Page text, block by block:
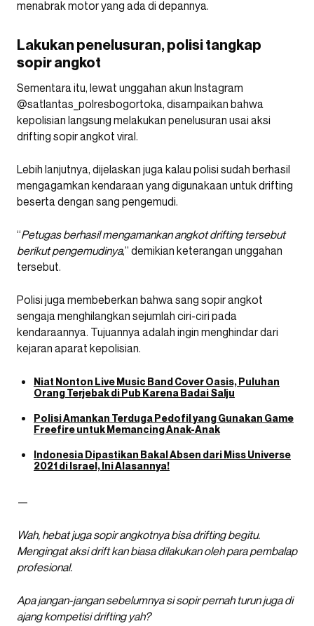
menabrak motor yang ada di depannya.
Lakukan penelusuran, polisi tangkap
sopir angkot
Sementara itu, lewat unggahan akun Instagram
@satlantas_polresbogortoka, disampaikan bahwa
kepolisian langsung melakukan penelusuran usai aksi
drifting sopir angkot viral.
Lebih lanjutnya, dijelaskan juga kalau polisi sudah berhasil
mengagamkan kendaraan yang digunakaan untuk drifting
beserta dengan sang pengemudi.
“Petugas berhasil mengamankan angkot drifting tersebut
berikut pengemudinya,” demikian keterangan unggahan
tersebut.
Polisi juga membeberkan bahwa sang sopir angkot
sengaja menghilangkan sejumlah ciri-ciri pada
kendaraannya. Tujuannya adalah ingin menghindar dari
kejaran aparat kepolisian.
Niat Nonton Live Music Band Cover Oasis, Puluhan
Orang Terjebak di Pub Karena Badai Salju
Polisi Amankan Terduga Pedofil yang Gunakan Game
Freefire untuk Memancing Anak-Anak
Indonesia Dipastikan Bakal Absen dari Miss Universe
2021 di Israel, Ini Alasannya!
—
Wah, hebat juga sopir angkotnya bisa drifting begitu.
Mengingat aksi drift kan biasa dilakukan oleh para pembalap
profesional.
Apa jangan-jangan sebelumnya si sopir pernah turun juga di
ajang kompetisi drifting yah?